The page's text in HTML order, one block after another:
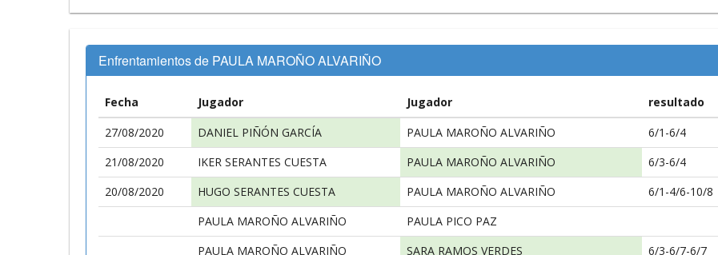
Enfrentamientos de PAULA MAROÑO ALVARIÑO
Fecha Jugador Jugador
resultado
27/08/2020
DANIEL PIÑÓN GARCÍA PAULA MAROÑO ALVARIÑO
6/1-6/4
21/08/2020
IKER SERANTES CUESTA PAULA MAROÑO ALVARIÑO
6/3-6/4
20/08/2020
HUGO SERANTES CUESTA PAULA MAROÑO ALVARIÑO
6/1-4/6-10/8
PAULA MAROÑO ALVARIÑO
PAULA PICO PAZ
PAULA MAROÑO ALVARIÑO
SARA RAMOS VERDES
6/3-6/7-6/7